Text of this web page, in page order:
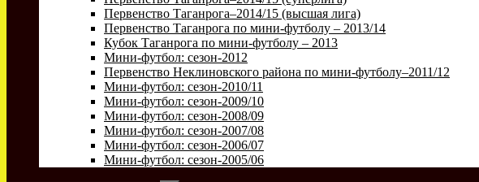
Первенство Таганрога–2014/15 (высшая лига)
Первенство Таганрога по мини-футболу – 2013/14
Кубок Таганрога по мини-футболу – 2013
Мини-футбол: сезон-2012
Первенство Неклиновского района по мини-футболу–2011/12
Мини-футбол: сезон-2010/11
Мини-футбол: сезон-2009/10
Мини-футбол: сезон-2008/09
Мини-футбол: сезон-2007/08
Мини-футбол: сезон-2006/07
Мини-футбол: сезон-2005/06